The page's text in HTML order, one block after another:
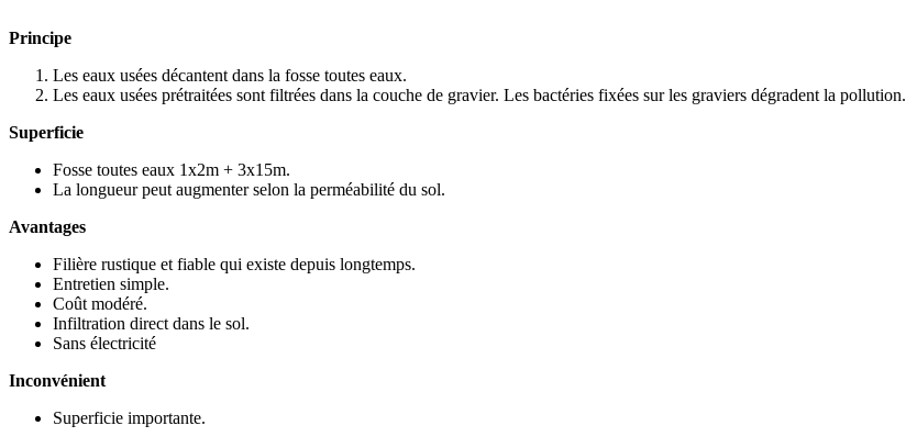
Principe
Les eaux usées décantent dans la fosse toutes eaux.
Les eaux usées prétraitées sont filtrées dans la couche de gravier. Les bactéries fixées sur les graviers dégradent la pollution.
Superficie
Fosse toutes eaux 1x2m + 3x15m.
La longueur peut augmenter selon la perméabilité du sol.
Avantages
Filière rustique et fiable qui existe depuis longtemps.
Entretien simple.
Coût modéré.
Infiltration direct dans le sol.
Sans électricité
Inconvénient
Superficie importante.